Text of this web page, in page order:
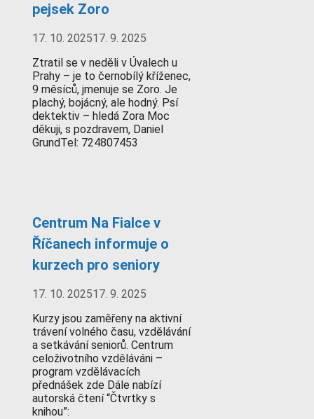
pejsek Zoro
17. 10. 202517. 9. 2025
Ztratil se v neděli v Úvalech u
Prahy – je to černobílý kříženec,
9 měsíců, jmenuje se Zoro. Je
plachý, bojácný, ale hodný. Psí
dektektiv – hledá Zora Moc
děkuji, s pozdravem, Daniel
GrundTel: 724807453
Centrum Na Fialce v
Říčanech informuje o
kurzech pro seniory
17. 10. 202517. 9. 2025
Kurzy jsou zaměřeny na aktivní
trávení volného času, vzdělávání
a setkávání seniorů. Centrum
celoživotního vzděláváni –
program vzdělávacích
přednášek zde Dále nabízí
autorská čtení “Čtvrtky s
knihou”: